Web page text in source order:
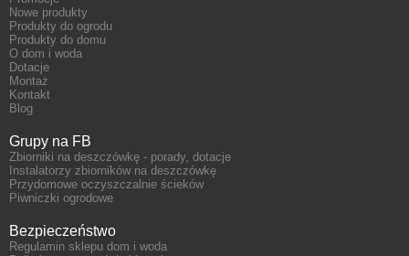
Nowe produkty
Produkty do ogrodu
Produkty do domu
O dom i woda
Dotacje
Montaż
Kontakt
Blog
Grupy na FB
Zbiorniki na deszczówkę - porady, dotacje
Instalatorzy zbiorników na deszczówkę
Przydomowe oczyszczalnie ścieków
Piwniczki ogrodowe
Bezpieczeństwo
Regulamin sklepu dom i woda